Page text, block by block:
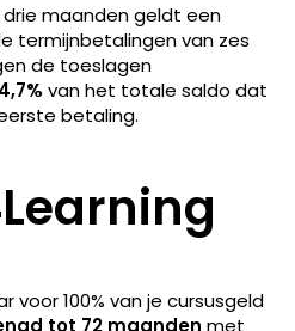
maanden geldt een
termijnbetalingen van zes
de toeslagen
4,7% van het totale saldo dat
betaling.
voor 100% van je cursusgeld
tot 72 maanden met